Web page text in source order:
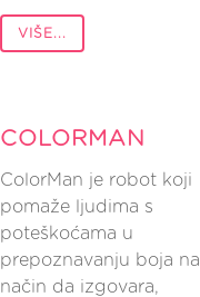
VIŠE...
COLORMAN
ColorMan je robot koji
pomaže ljudima s
poteškoćama u
prepoznavanju boja na
način da izgovara,